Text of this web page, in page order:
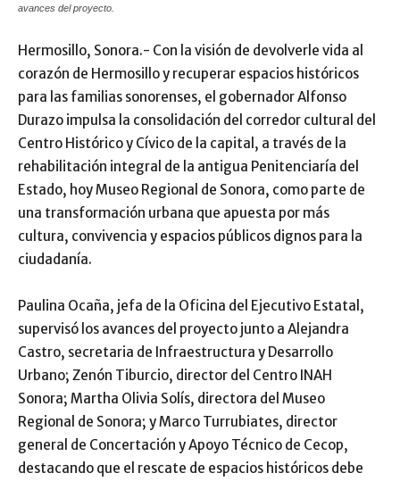
avances del proyecto.
Hermosillo, Sonora.- Con la visión de devolverle vida al
corazón de Hermosillo y recuperar espacios históricos
para las familias sonorenses, el gobernador Alfonso
Durazo impulsa la consolidación del corredor cultural del
Centro Histórico y Cívico de la capital, a través de la
rehabilitación integral de la antigua Penitenciaría del
Estado, hoy Museo Regional de Sonora, como parte de
una transformación urbana que apuesta por más
cultura, convivencia y espacios públicos dignos para la
ciudadanía.
Paulina Ocaña, jefa de la Oficina del Ejecutivo Estatal,
supervisó los avances del proyecto junto a Alejandra
Castro, secretaria de Infraestructura y Desarrollo
Urbano; Zenón Tiburcio, director del Centro INAH
Sonora; Martha Olivia Solís, directora del Museo
Regional de Sonora; y Marco Turrubiates, director
general de Concertación y Apoyo Técnico de Cecop,
destacando que el rescate de espacios históricos debe